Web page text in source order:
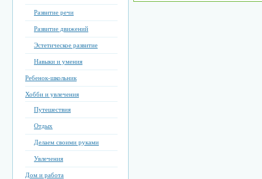
Развитие речи
Развитие движений
Эстетическое развитие
Навыки и умения
Ребенок-школьник
Хобби и увлечения
Путешествия
Отдых
Делаем своими руками
Увлечения
Дом и работа